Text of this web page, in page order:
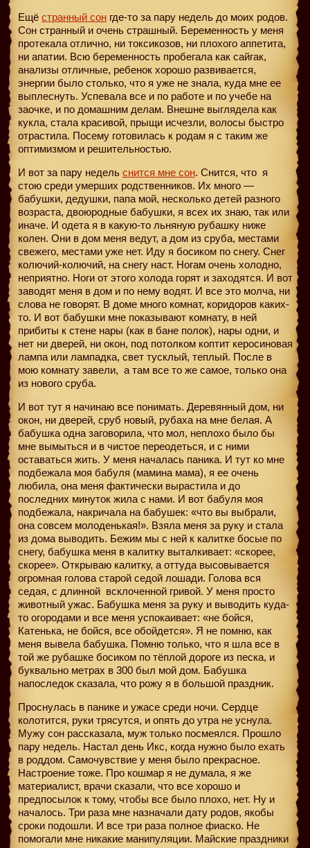
Ещё странный сон где-то за пару недель до моих родов.
Сон странный и очень страшный. Беременность у меня
протекала отлично, ни токсикозов, ни плохого аппетита,
ни апатии. Всю беременность пробегала как сайгак,
анализы отличные, ребенок хорошо развивается,
энергии было столько, что я уже не знала, куда мне ее
выплеснуть. Успевала все и по работе и по учебе на
заочке, и по домашним делам. Внешне выглядела как
кукла, стала красивой, прыщи исчезли, волосы быстро
отрастила. Посему готовилась к родам я с таким же
оптимизмом и решительностью.
И вот за пару недель снится мне сон. Снится, что я
стою среди умерших родственников. Их много —
бабушки, дедушки, папа мой, несколько детей разного
возраста, двоюродные бабушки, я всех их знаю, так или
иначе. И одета я в какую-то льняную рубашку ниже
колен. Они в дом меня ведут, а дом из сруба, местами
свежего, местами уже нет. Иду я босиком по снегу. Снег
колючий-колючий, на снегу наст. Ногам очень холодно,
неприятно. Ноги от этого холода горят и заходятся. И вот
заводят меня в дом и по нему водят. И все это молча, ни
слова не говорят. В доме много комнат, коридоров каких-
то. И вот бабушки мне показывают комнату, в ней
прибиты к стене нары (как в бане полок), нары одни, и
нет ни дверей, ни окон, под потолком коптит керосиновая
лампа или лампадка, свет тусклый, теплый. После в
мою комнату завели, а там все то же самое, только она
из нового сруба.
И вот тут я начинаю все понимать. Деревянный дом, ни
окон, ни дверей, сруб новый, рубаха на мне белая. А
бабушка одна заговорила, что мол, неплохо было бы
мне вымыться и в чистое переодеться, и с ними
оставаться жить. У меня началась паника. И тут ко мне
подбежала моя бабуля (мамина мама), я ее очень
любила, она меня фактически вырастила и до
последних минуток жила с нами. И вот бабуля моя
подбежала, накричала на бабушек: «что вы выбрали,
она совсем молоденькая!». Взяла меня за руку и стала
из дома выводить. Бежим мы с ней к калитке босые по
снегу, бабушка меня в калитку выталкивает: «скорее,
скорее». Открываю калитку, а оттуда высовывается
огромная голова старой седой лошади. Голова вся
седая, с длинной всклоченной гривой. У меня просто
животный ужас. Бабушка меня за руку и выводить куда-
то огородами и все меня успокаивает: «не бойся,
Катенька, не бойся, все обойдется». Я не помню, как
меня вывела бабушка. Помню только, что я шла все в
той же рубашке босиком по тёплой дороге из песка, и
буквально метрах в 300 был мой дом. Бабушка
напоследок сказала, что рожу я в большой праздник.
Проснулась в панике и ужасе среди ночи. Сердце
колотится, руки трясутся, и опять до утра не уснула.
Мужу сон рассказала, муж только посмеялся. Прошло
пару недель. Настал день Икс, когда нужно было ехать
в роддом. Самочувствие у меня было прекрасное.
Настроение тоже. Про кошмар я не думала, я же
материалист, врачи сказали, что все хорошо и
предпосылок к тому, чтобы все было плохо, нет. Ну и
началось. Три раза мне назначали дату родов, якобы
сроки подошли. И все три раза полное фиаско. Не
помогали мне никакие манипуляции. Майские праздники